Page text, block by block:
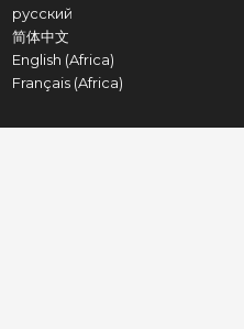
русский
简体中文
English (Africa)
Français (Africa)